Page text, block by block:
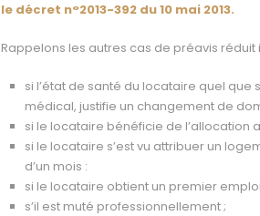
le décret n°2013-392 du 10 mai 2013.
Rappelons les autres cas de préavis réduit
si l’état de santé du locataire quel
médical, justifie un changement de
si le locataire bénéficie de l’allocation
si le locataire s’est vu attribuer un
d’un mois :
si le locataire obtient un premier
s’il est muté professionnellement ;